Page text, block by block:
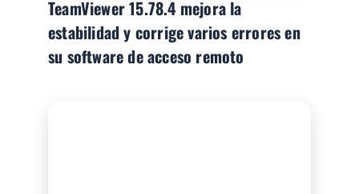
TeamViewer 15.78.4 mejora la
estabilidad y corrige varios errores en
su software de acceso remoto